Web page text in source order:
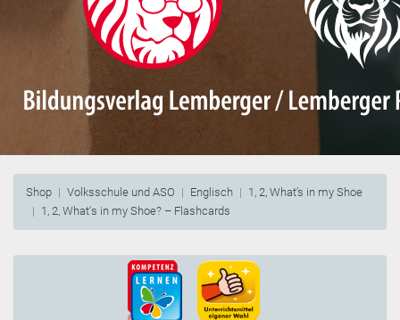
Shop Volksschule und ASO Englisch
1, 2, What’s in my Shoe
1, 2, What‘s in my Shoe? – Flashcards